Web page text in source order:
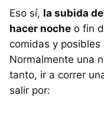
Eso sí, la subida
hacer noche o fin
comidas y
Normalmente una
tanto, ir a correr
salir por: